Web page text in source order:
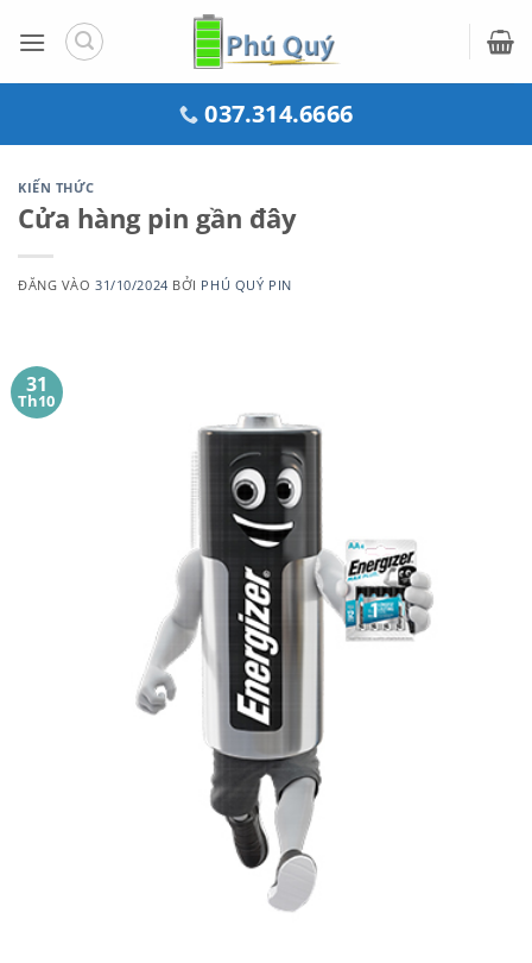
qua
037.314.6666
KIẾN THỨC
Cửa hàng pin gần đây
ĐĂNG VÀO31/10/2024 BỞI PHÚ QUÝ PIN
31
Th10